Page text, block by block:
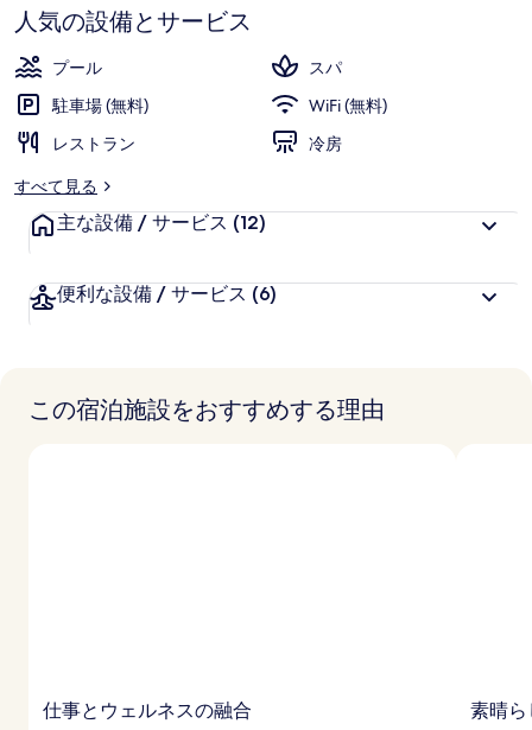
ラ
リ
ー
す
人気の設備とサービス
プール
スパ
駐車場 (無料)
WiFi (無料)
レストラン
冷房
すべて見る
主な設備 / サービス (12)
便利な設備 / サービス (6)
この宿泊施設をおすすめする理由
仕事とウェルネスの融合 素晴ら